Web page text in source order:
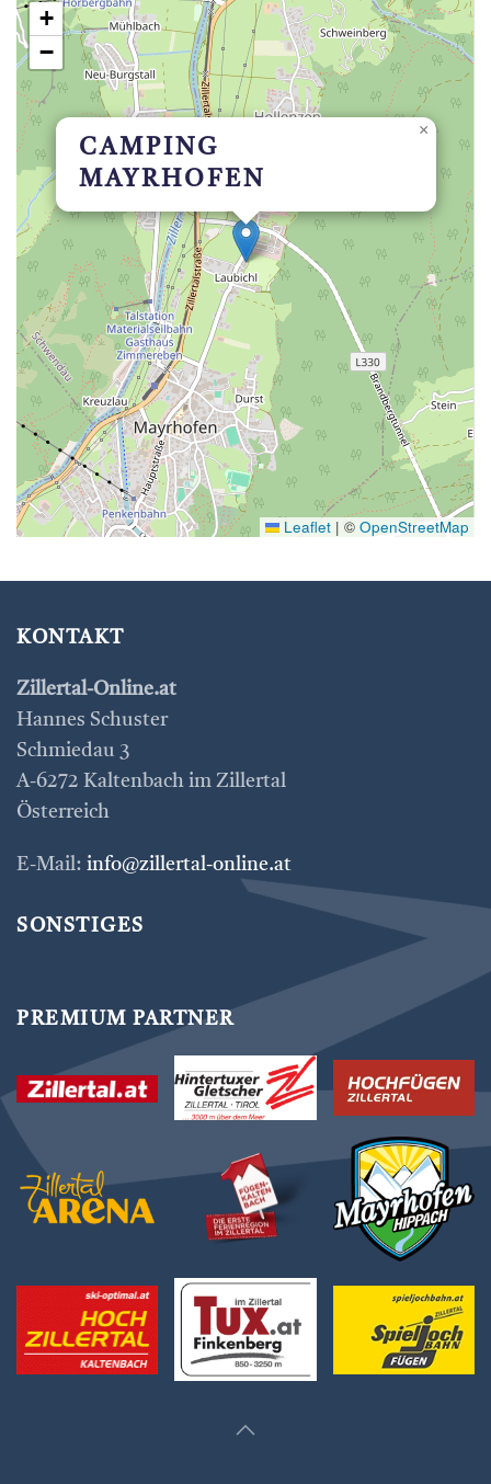
CAMPING
MAYRHOFEN
×
+
−
Leaflet | © OpenStreetMap
KONTAKT
Zillertal-Online.at
Hannes Schuster
Schmiedau 3
A-6272 Kaltenbach im Zillertal
Österreich
E-Mail: info@zillertal-online.at
SONSTIGES
PREMIUM PARTNER